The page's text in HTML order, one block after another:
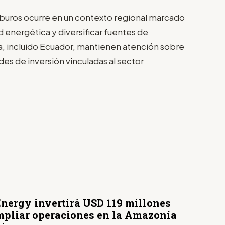
ocurre en un contexto regional marcado
energética y diversificar fuentes de
incluido Ecuador, mantienen atención sobre
de inversión vinculadas al sector
invertirá USD 119 millones
operaciones en la Amazonía